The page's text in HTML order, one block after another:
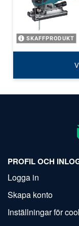
SKAFFPRODUKT
PROFIL OCH
Logga in
Skapa konto
Inställningar för